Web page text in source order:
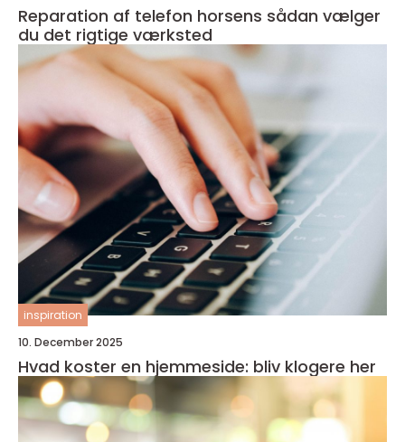
Reparation af telefon horsens sådan vælger
du det rigtige værksted
inspiration
10. December 2025
Hvad koster en hjemmeside: bliv klogere her